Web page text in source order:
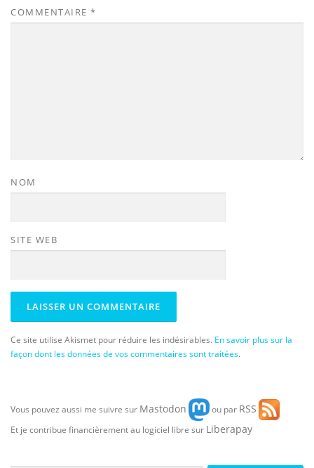
COMMENTAIRE *
NOM
SITE WEB
Ce site utilise Akismet pour réduire les indésirables. En savoir plus sur la
façon dont les données de vos commentaires sont traitées.
Vous pouvez aussi me suivre sur Mastodon ou par RSS
Et je contribue financièrement au logiciel libre sur Liberapay